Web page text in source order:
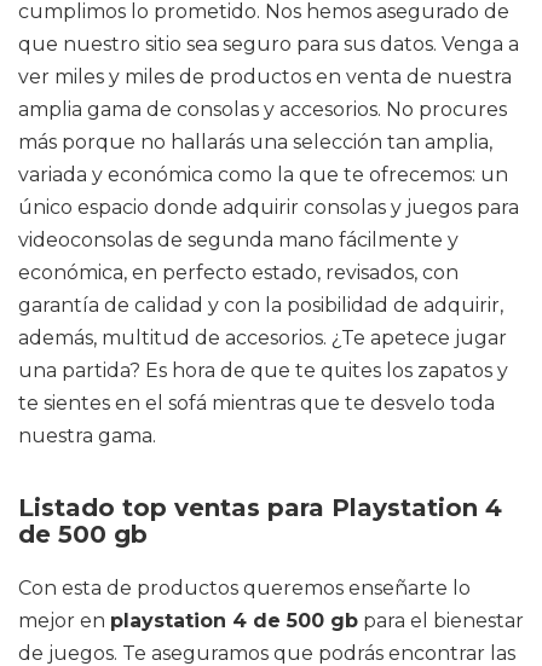
cumplimos lo prometido. Nos hemos asegurado de
que nuestro sitio sea seguro para sus datos. Venga a
ver miles y miles de productos en venta de nuestra
amplia gama de consolas y accesorios. No procures
más porque no hallarás una selección tan amplia,
variada y económica como la que te ofrecemos: un
único espacio donde adquirir consolas y juegos para
videoconsolas de segunda mano fácilmente y
económica, en perfecto estado, revisados, con
garantía de calidad y con la posibilidad de adquirir,
además, multitud de accesorios. ¿Te apetece jugar
una partida? Es hora de que te quites los zapatos y
te sientes en el sofá mientras que te desvelo toda
nuestra gama.
Listado top ventas para Playstation 4
de 500 gb
Con esta de productos queremos enseñarte lo
mejor en playstation 4 de 500 gb para el bienestar
de juegos. Te aseguramos que podrás encontrar las